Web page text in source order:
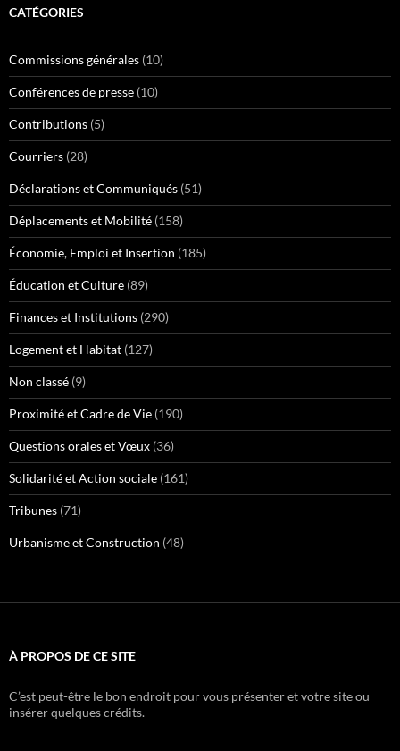
CATÉGORIES
Commissions générales (10)
Conférences de presse (10)
Contributions (5)
Courriers (28)
Déclarations et Communiqués (51)
Déplacements et Mobilité (158)
Économie, Emploi et Insertion (185)
Éducation et Culture (89)
Finances et Institutions (290)
Logement et Habitat (127)
Non classé (9)
Proximité et Cadre de Vie (190)
Questions orales et Vœux (36)
Solidarité et Action sociale (161)
Tribunes (71)
Urbanisme et Construction (48)
À PROPOS DE CE SITE
C’est peut-être le bon endroit pour vous présenter et votre site ou
insérer quelques crédits.